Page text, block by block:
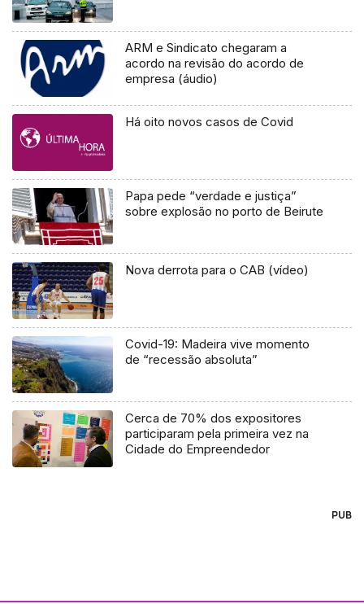
ARM e Sindicato chegaram a
acordo na revisão do acordo de
empresa (áudio)
Há oito novos casos de Covid
Papa pede “verdade e justiça”
sobre explosão no porto de Beirute
Nova derrota para o CAB (vídeo)
Covid-19: Madeira vive momento
de “recessão absoluta”
Cerca de 70% dos expositores
participaram pela primeira vez na
Cidade do Empreendedor
PUB